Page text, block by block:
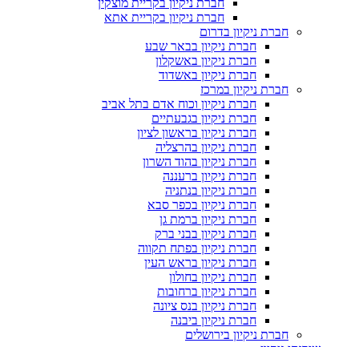
חברת ניקיון בקריית מוצקין
חברת ניקיון בקריית אתא
חברת ניקיון בדרום
חברת ניקיון בבאר שבע
חברת ניקיון באשקלון
חברת ניקיון באשדוד
חברת ניקיון במרכז
חברת ניקיון וכוח אדם בתל אביב
חברת ניקיון בגבעתיים
חברת ניקיון בראשון לציון
חברת ניקיון בהרצליה
חברת ניקיון בהוד השרון
חברת ניקיון ברעננה
חברת ניקיון בנתניה
חברת ניקיון בכפר סבא
חברת ניקיון ברמת גן
חברת ניקיון בבני ברק
חברת ניקיון בפתח תקווה
חברת ניקיון בראש העין
חברת ניקיון בחולון
חברת ניקיון ברחובות
חברת ניקיון בנס ציונה
חברת ניקיון ביבנה
חברת ניקיון בירושלים